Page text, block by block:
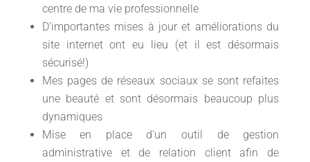
centre de ma vie professionnelle
D'importantes mises à jour et améliorations du
site internet ont eu lieu (et il est désormais
sécurisé!)
Mes pages de réseaux sociaux se sont refaites
une beauté et sont désormais beaucoup plus
dynamiques
Mise en place d'un outil de gestion
administrative et de relation client afin de